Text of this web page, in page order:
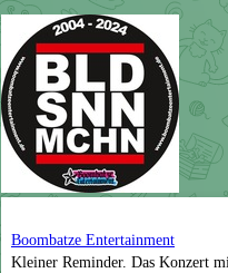
Boombatze Entertainment
Kleiner Reminder. Das Konzert